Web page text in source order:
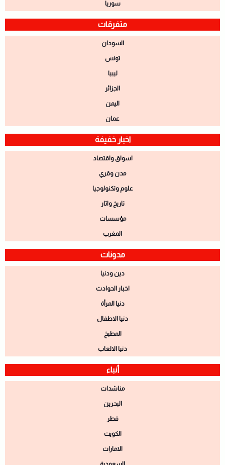
سوريا
متفرقات
السودان
تونس
ليبيا
الجزائر
اليمن
عمان
اخبار خفيفة
اسواق واقتصاد
مدن وقري
علوم وتكنولوجيا
تاريخ واثار
مؤسسات
المغرب
مدونات
دين ودنيا
اخبار الحوادث
دنيا المرأة
دنيا الاطفال
المطبخ
دنيا الالعاب
أنباء
مناشدات
البحرين
قطر
الكويت
الامارات